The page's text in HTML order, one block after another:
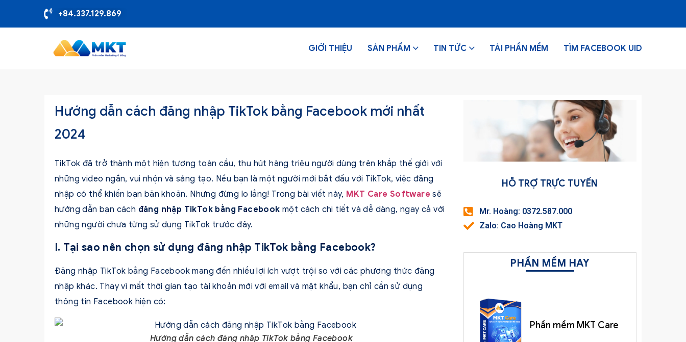
+84.337.129.869
GIỚI THIỆU SẢN PHẨM TIN TỨC TẢI PHẦN MỀM TÌM FACEBOOK UID
Hướng dẫn cách đăng nhập TikTok bằng Facebook mới nhất
2024
TikTok đã trở thành một hiện tượng toàn cầu, thu hút hàng triệu người dùng trên khắp thế giới với
những video ngắn, vui nhộn và sáng tạo. Nếu bạn là một người mới bắt đầu với TikTok, việc đăng
nhập có thể khiến bạn băn khoăn. Nhưng đừng lo lắng! Trong bài viết này, MKT Care Software sẽ
hướng dẫn bạn cách đăng nhập TikTok bằng Facebook một cách chi tiết và dễ dàng, ngay cả với
những người chưa từng sử dụng TikTok trước đây.
I. Tại sao nên chọn sử dụng đăng nhập TikTok bằng Facebook?
Đăng nhập TikTok bằng Facebook mang đến nhiều lợi ích vượt trội so với các phương thức đăng
nhập khác. Thay vì mất thời gian tạo tài khoản mới với email và mật khẩu, bạn chỉ cần sử dụng
thông tin Facebook hiện có:
Hướng dẫn cách đăng nhập TikTok bằng Facebook
HỖ TRỢ TRỰC TUYẾN
Mr. Hoàng: 0372.587.000
Zalo: Cao Hoàng MKT
PHẦN MỀM HAY
Phần mềm MKT Care